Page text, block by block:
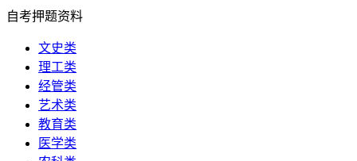
自考押题资料
文史类
理工类
经管类
艺术类
教育类
医学类